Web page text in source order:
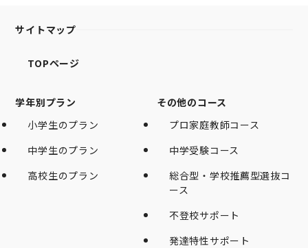
サイトマップ
TOPページ
学年別プラン
小学生のプラン
中学生のプラン
高校生のプラン
その他のコース
プロ家庭教師コース
中学受験コース
総合型・学校推薦型選抜コ
ース
不登校サポート
発達特性サポート